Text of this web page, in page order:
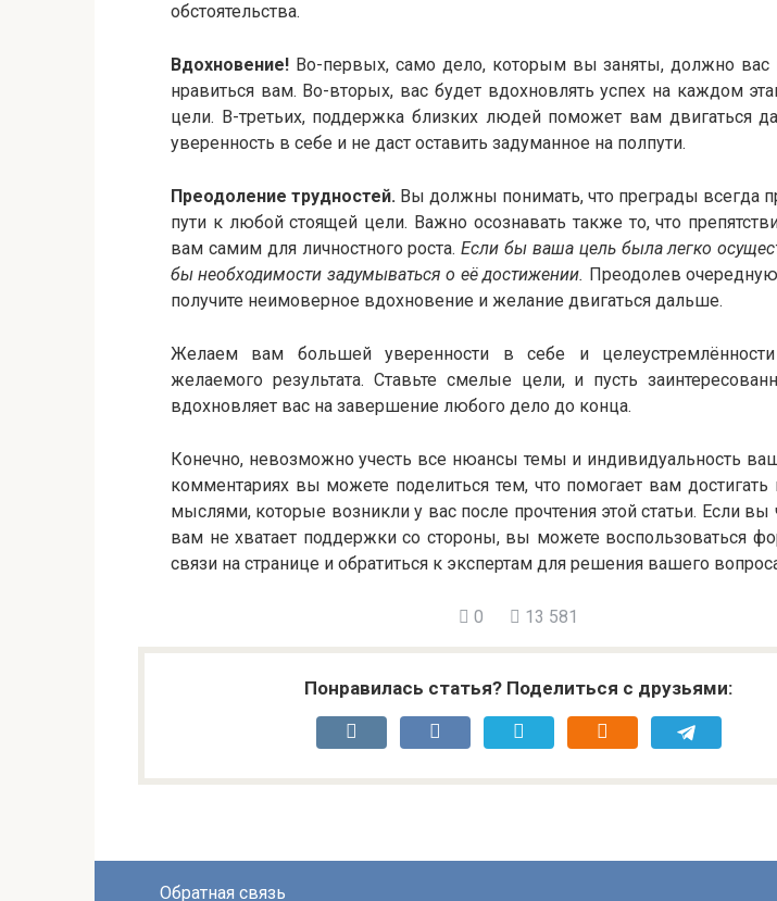
обстоятельства.
Вдохновение! Во-первых, само дело, которым вы заняты, должно вас
нравиться вам. Во-вторых, вас будет вдохновлять успех на каждом
цели. В-третьих, поддержка близких людей поможет вам двигаться
уверенность в себе и не даст оставить задуманное на полпути.
Преодоление трудностей. Вы должны понимать, что преграды всегда
пути к любой стоящей цели. Важно осознавать также то, что
вам самим для личностного роста.Если бы ваша цель была легко
бы необходимости задумываться о её достижении. Преодолев
получите неимоверное вдохновение и желание двигаться дальше.
Желаем вам большей уверенности в себе и
желаемого результата. Ставьте смелые цели, и пусть
вдохновляет вас на завершение любого дело до конца.
Конечно, невозможно учесть все нюансы темы и индивидуальность
комментариях вы можете поделиться тем, что помогает вам достигать
мыслями, которые возникли у вас после прочтения этой статьи. Если вы
вам не хватает поддержки со стороны, вы можете воспользоваться
связи на странице и обратиться к экспертам для решения вашего
0 13 581
Понравилась статья? Поделиться с друзьями:
Обратная связь